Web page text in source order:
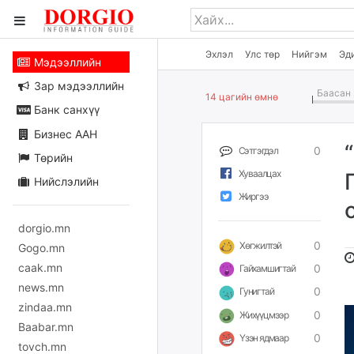
Эхлэл Улс төр Нийгэм
Мэдээллийн
Зар мэдээллийн
Банк санхүү
Бизнес ААН
Төрийн
Нийслэлийн
dorgio.mn
Gogo.mn
caak.mn
news.mn
zindaa.mn
Baabar.mn
tovch.mn
14 цагийн өмнө Баасан
Сэтгэгдэл 0
Хуваалцах
Жиргээ
Хөгжилтэй 0
Гайхамшигтай 0
Гунигтай 0
Жихүүцмээр 0
Үзэн ядмаар 0